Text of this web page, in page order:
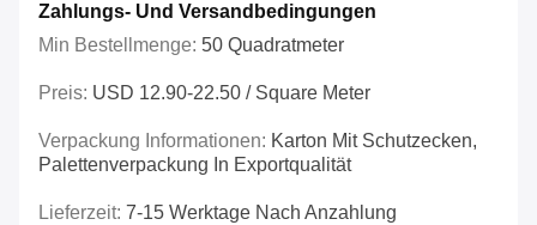
Zahlungs- Und Versandbedingungen
Min Bestellmenge: 50 Quadratmeter
Preis: USD 12.90-22.50 / Square Meter
Verpackung Informationen: Karton Mit Schutzecken,
Palettenverpackung In Exportqualität
Lieferzeit: 7-15 Werktage Nach Anzahlung